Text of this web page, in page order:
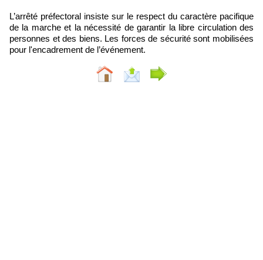
L’arrêté préfectoral insiste sur le respect du caractère pacifique
de la marche et la nécessité de garantir la libre circulation des
personnes et des biens. Les forces de sécurité sont mobilisées
pour l'encadrement de l’événement.